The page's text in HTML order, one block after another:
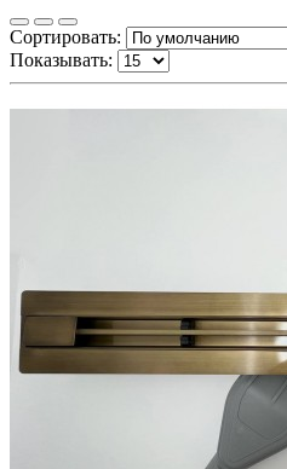
Сортировать:
Показывать: